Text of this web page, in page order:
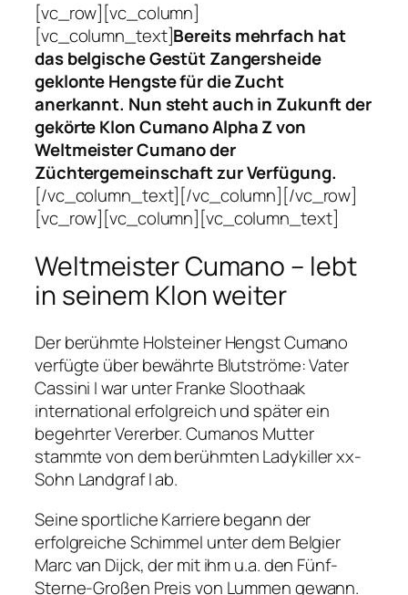
[vc_row][vc_column]
[vc_column_text]Bereits mehrfach hat
das belgische Gestüt Zangersheide
geklonte Hengste für die Zucht
anerkannt. Nun steht auch in Zukunft der
gekörte Klon Cumano Alpha Z von
Weltmeister Cumano der
Züchtergemeinschaft zur Verfügung.
[/vc_column_text][/vc_column][/vc_row]
[vc_row][vc_column][vc_column_text]
Weltmeister Cumano – lebt
in seinem Klon weiter
Der berühmte Holsteiner Hengst Cumano
verfügte über bewährte Blutströme: Vater
Cassini I war unter Franke Sloothaak
international erfolgreich und später ein
begehrter Vererber. Cumanos Mutter
stammte von dem berühmten Ladykiller xx-
Sohn Landgraf I ab.
Seine sportliche Karriere begann der
erfolgreiche Schimmel unter dem Belgier
Marc van Dijck, der mit ihm u.a. den Fünf-
Sterne-Großen Preis von Lummen gewann.